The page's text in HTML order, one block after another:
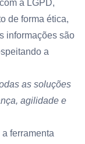
a LGPD,
de forma ética,
informações são
a
as soluções
agilidade e
ferramenta